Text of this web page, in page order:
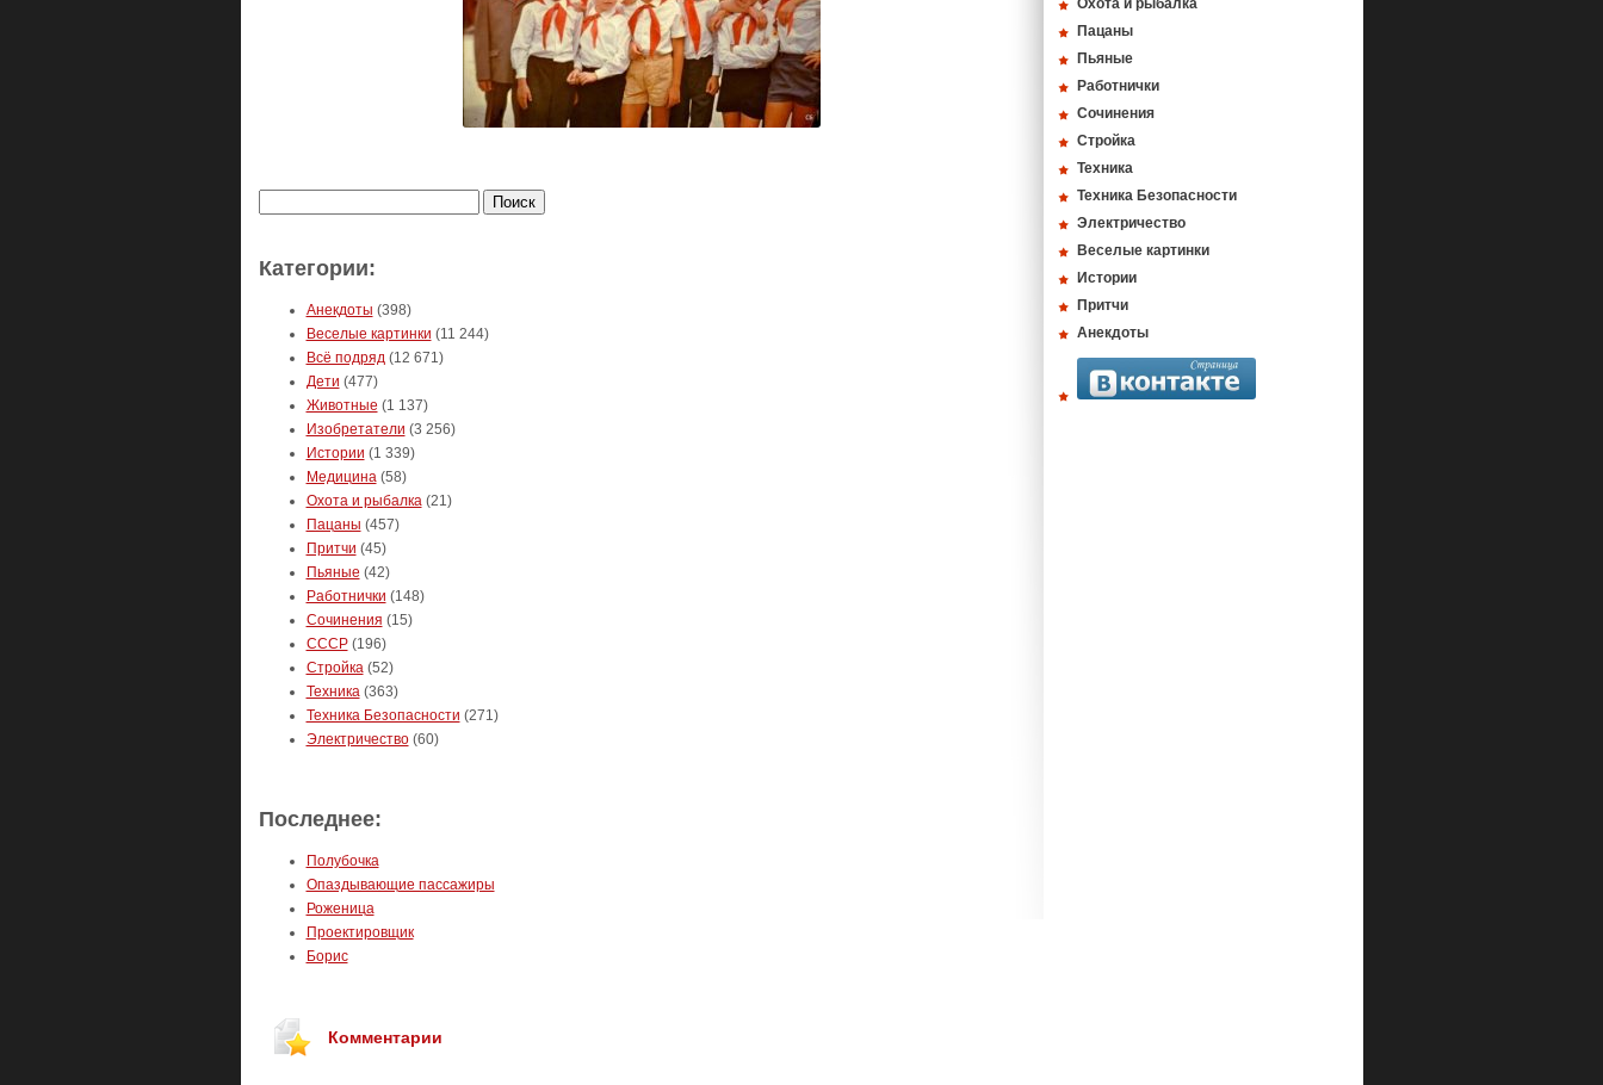
Категории:
Анекдоты (398)
Веселые картинки (11 244)
Всё подряд(12 671)
Дети (477)
Животные (1 137)
Изобретатели (3 256)
Истории (1 339)
Медицина(58)
Охота и рыбалка(21)
Пацаны (457)
Притчи (45)
Пьяные (42)
Работнички (148)
Сочинения (15)
СССР(196)
Стройка(52)
Техника(363)
Техника Безопасности (271)
Электричество(60)
Последнее:
Полубочка
Опаздывающие пассажиры
Роженица
Проектировщик
Борис
Комментарии
Охота и рыбалка
Пацаны
Пьяные
Работнички
Сочинения
Стройка
Техника
Техника Безопасности
Электричество
Веселые картинки
Истории
Притчи
Анекдоты